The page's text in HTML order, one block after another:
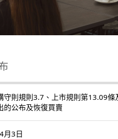
守則規則3.7、上市規則第13.09
的公布及恢復買賣
月3日